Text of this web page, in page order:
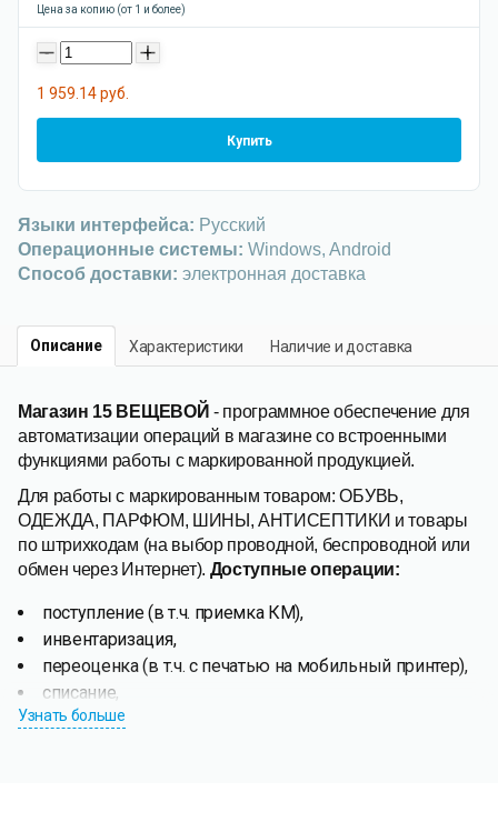
Цена за копию (от 1 и более)
- +
1 959.14 руб.
Купить
Языки интерфейса: Русский
Операционные системы: Windows, Android
Способ доставки: электронная доставка
Описание Характеристики Наличие и доставка
Магазин 15 ВЕЩЕВОЙ - программное обеспечение для
автоматизации операций в магазине со встроенными
функциями работы с маркированной продукцией.
Для работы с маркированным товаром: ОБУВЬ,
ОДЕЖДА, ПАРФЮМ, ШИНЫ, АНТИСЕПТИКИ и товары
по штрихкодам (на выбор проводной, беспроводной или
обмен через Интернет). Доступные операции:
поступление (в т.ч. приемка КМ),
инвентаризация,
переоценка (в т.ч. с печатью на мобильный принтер),
списание,
возврат,
Узнать больше